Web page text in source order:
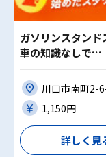
ガソリンスタンド
車の知識なしで…
川口市南町2-
1,150円
詳しく見